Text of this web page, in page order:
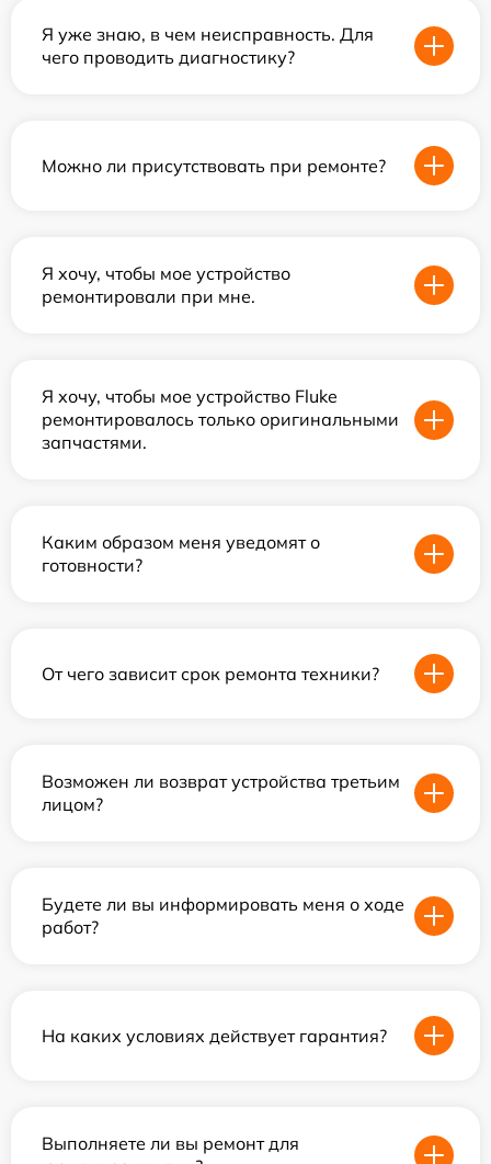
Я уже знаю, в чем неисправность. Для
чего проводить диагностику?
Можно ли присутствовать при ремонте?
Я хочу, чтобы мое устройство
ремонтировали при мне.
Я хочу, чтобы мое устройство Fluke
ремонтировалось только оригинальными
запчастями.
Каким образом меня уведомят о
готовности?
От чего зависит срок ремонта техники?
Возможен ли возврат устройства третьим
лицом?
Будете ли вы информировать меня о ходе
работ?
На каких условиях действует гарантия?
Выполняете ли вы ремонт для